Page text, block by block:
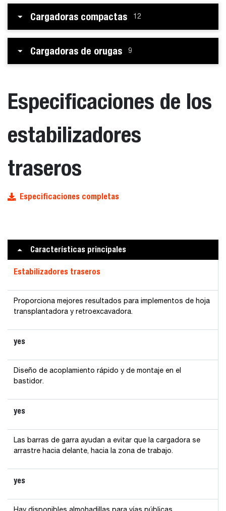
Cargadoras compactas 12
Cargadoras de orugas 9
Especificaciones de los
estabilizadores
traseros
Especificaciones completas
Características principales
Estabilizadores traseros
Proporciona mejores resultados para implementos de hoja
transplantadora y retroexcavadora.
yes
Diseño de acoplamiento rápido y de montaje en el
bastidor.
yes
Las barras de garra ayudan a evitar que la cargadora se
arrastre hacia delante, hacia la zona de trabajo.
yes